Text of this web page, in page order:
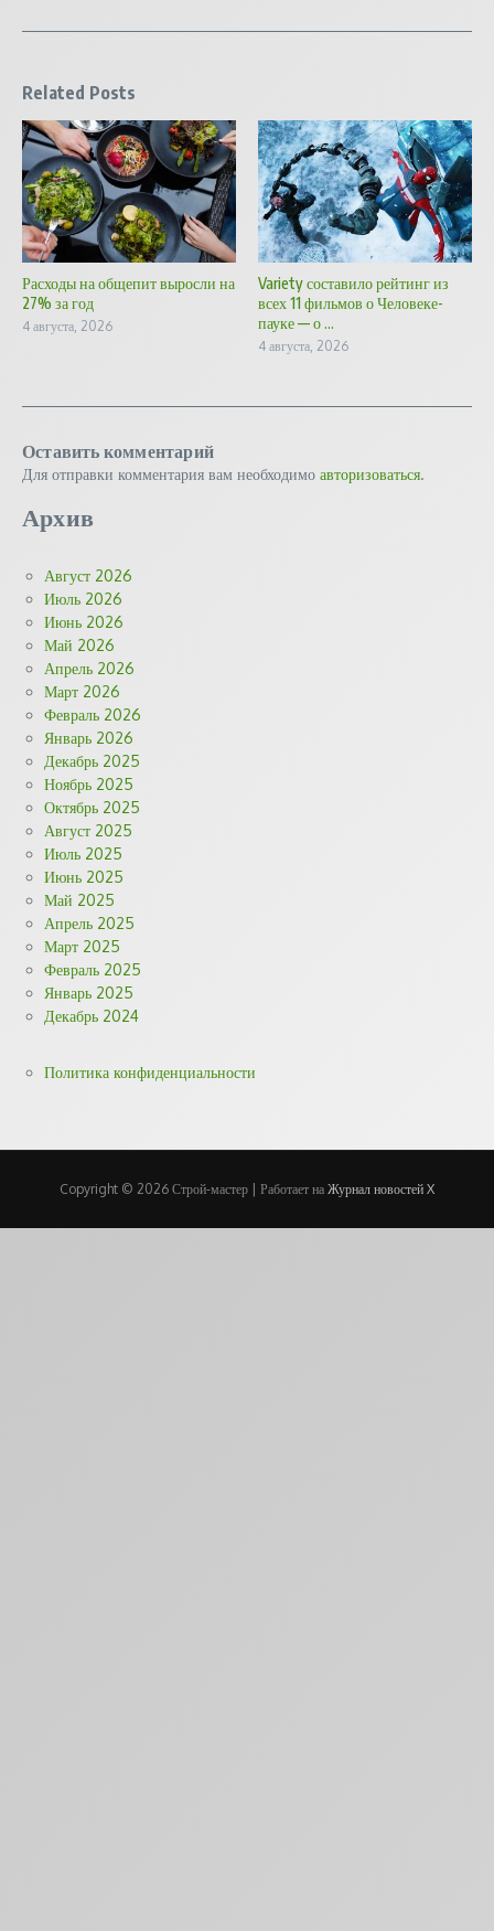
Related Posts
Расходы на общепит выросли на
27% за год
4 августа, 2026
Variety составило рейтинг из
всех 11 фильмов о Человеке-
пауке — о ...
4 августа, 2026
Оставить комментарий
Для отправки комментария вам необходимо авторизоваться.
Архив
Август 2026
Июль 2026
Июнь 2026
Май 2026
Апрель 2026
Март 2026
Февраль 2026
Январь 2026
Декабрь 2025
Ноябрь 2025
Октябрь 2025
Август 2025
Июль 2025
Июнь 2025
Май 2025
Апрель 2025
Март 2025
Февраль 2025
Январь 2025
Декабрь 2024
Политика конфиденциальности
Copyright © 2026 Строй-мастер | Работает на Журнал новостей X